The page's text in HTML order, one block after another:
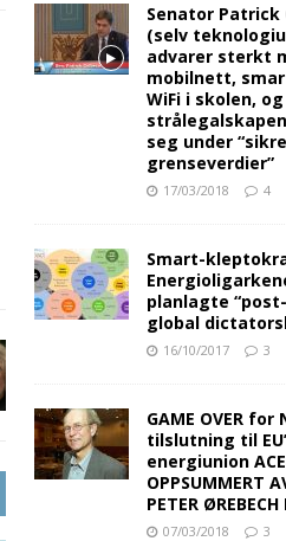
Senator Patrick
(selv
advarer sterkt
mobilnett,
WiFi i skolen,
seg under “sikre
grenseverdier”
17/03/2018 4
Smart-
planlagte
global
16/10/2017 3
GAME OVER for
tilslutning til
energiunion
OPPSUMMERT
PETER ØREBECH
07/03/2018 3